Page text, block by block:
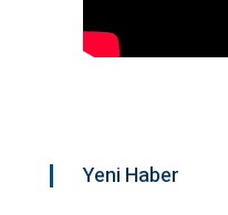
Yeni Haber